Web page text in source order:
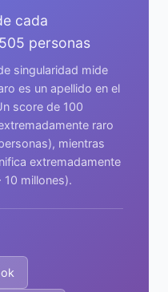
cada
personas
singularidad mide
es un apellido en el
score de 100
raro
mientras
extremadamente
10 millones).